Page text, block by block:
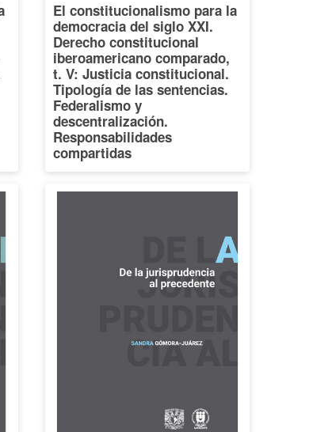
El constitucionalismo para la
democracia del siglo XXI.
Derecho constitucional
iberoamericano comparado,
t. V: Justicia constitucional.
Tipología de las sentencias.
Federalismo y
descentralización.
Responsabilidades
compartidas